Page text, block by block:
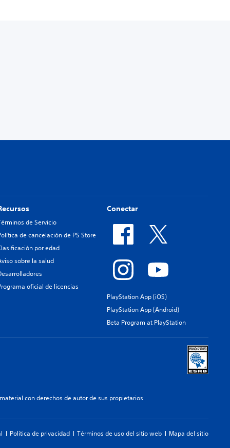
de Servicio
de cancelación de PS Store
por edad
sobre la salud
oficial de licencias
Conectar
PlayStation App (iOS)
PlayStation App (Android)
Beta Program at PlayStation
con derechos de autor de sus propietarios
Política de privacidad Términos de uso del sitio web Mapa del sitio